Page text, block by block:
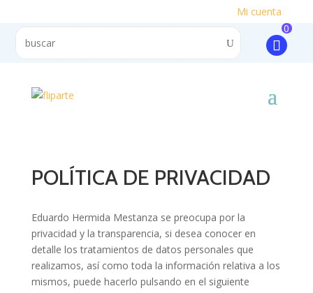
Mi cuenta
0
POLÍTICA DE PRIVACIDAD
Eduardo Hermida Mestanza se preocupa por la
privacidad y la transparencia, si desea conocer en
detalle los tratamientos de datos personales que
realizamos, así como toda la información relativa a los
mismos, puede hacerlo pulsando en el siguiente